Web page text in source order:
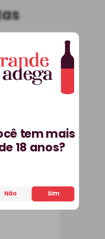
perguntas
tem mais
18 anos?
Não Sim